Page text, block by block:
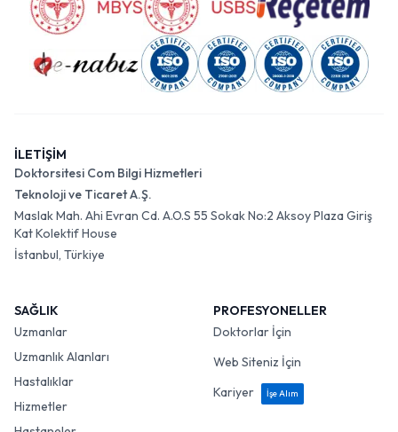
İLETİŞİM
Doktorsitesi Com Bilgi Hizmetleri
Teknoloji ve Ticaret A.Ş.
Maslak Mah. Ahi Evran Cd. A.O.S 55 Sokak No:2 Aksoy Plaza Giriş
Kat Kolektif House
İstanbul, Türkiye
SAĞLIK
Uzmanlar
Uzmanlık Alanları
Hastalıklar
Hizmetler
PROFESYONELLER
Doktorlar İçin
Web Siteniz İçin
Kariyer
İşe Alım